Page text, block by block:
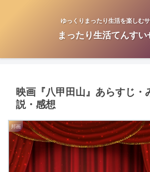
ゆっくりまったり生活を楽しむ
まったり生活てんすい
映画『八甲田山』あらすじ・
説・感想
邦画